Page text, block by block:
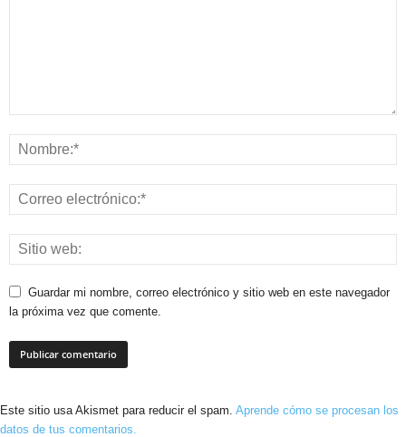
Guardar mi nombre, correo electrónico y sitio web en este navegador
la próxima vez que comente.
Este sitio usa Akismet para reducir el spam. Aprende cómo se procesan los
datos de tus comentarios.